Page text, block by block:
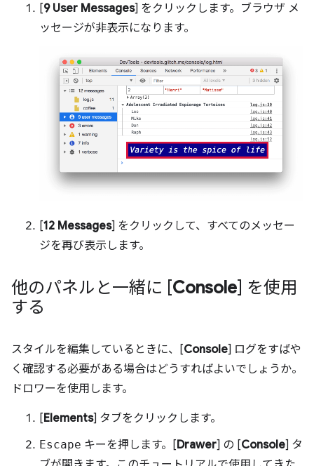
[9 User Messages] をクリックします。ブラウザ メ
ッセージが非表示になります。
[12 Messages] をクリックして、すべてのメッセー
ジを再び表示します。
他のパネルと一緒に [Console] を使用
する
スタイルを編集しているときに、[Console] ログをすばや
く確認する必要がある場合はどうすればよいでしょうか。
ドロワーを使用します。
[Elements] タブをクリックします。
Escape キーを押します。[Drawer] の [Console] タ